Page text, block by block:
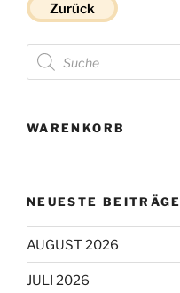
Zurück
Products
search
WARENKORB
NEUESTE BEITRÄGE
AUGUST 2026
JULI 2026